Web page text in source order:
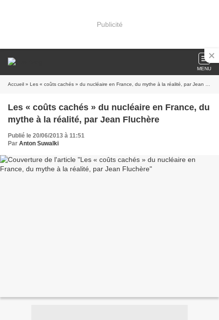
Publicité
MENU
Accueil » Les « coûts cachés » du nucléaire en France, du mythe à la réalité, par Jean Fluchère
Les « coûts cachés » du nucléaire en France, du
mythe à la réalité, par Jean Fluchère
Publié le 20/06/2013 à 11:51
Par Anton Suwalki